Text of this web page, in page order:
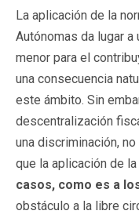
La aplicación de la
Autónomas da lugar
menor para el
una consecuencia
este ámbito. Sin
descentralización
una discriminación,
que la aplicación de
casos, como es a
obstáculo a la libre